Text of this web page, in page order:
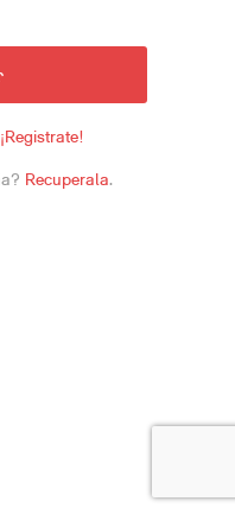
¡Registrate!
Recuperala.